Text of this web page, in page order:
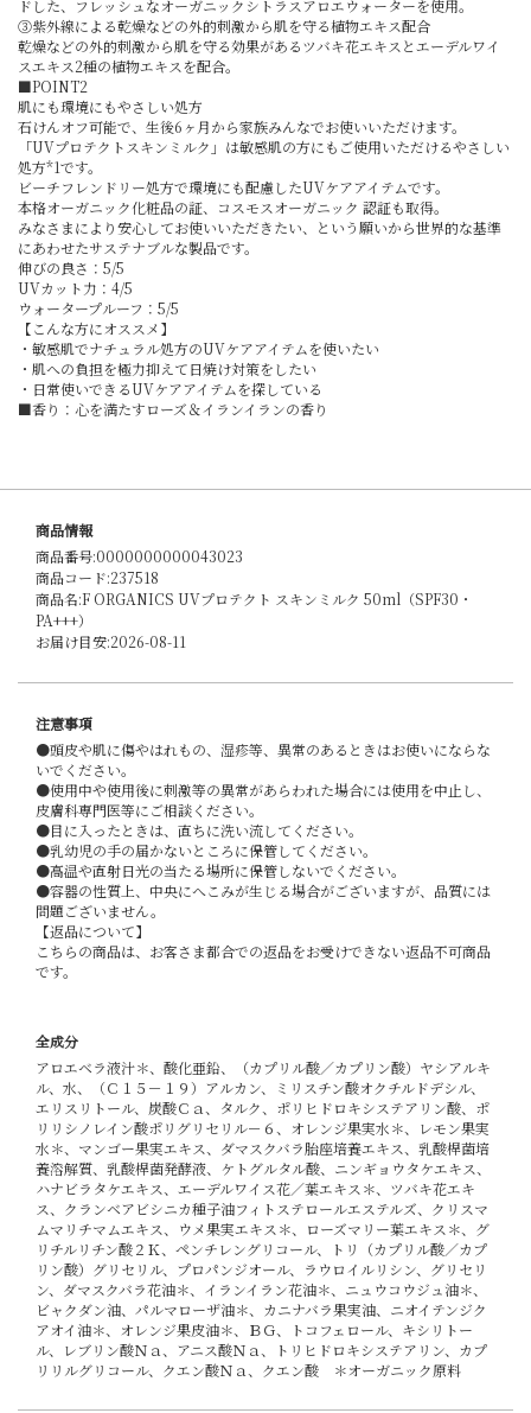
ドした、フレッシュなオーガニックシトラスアロエウォーターを使用。
➂紫外線による乾燥などの外的刺激から肌を守る植物エキス配合
乾燥などの外的刺激から肌を守る効果があるツバキ花エキスとエーデルワイ
スエキス2種の植物エキスを配合。
■POINT2
肌にも環境にもやさしい処方
石けんオフ可能で、生後6ヶ月から家族みんなでお使いいただけます。
「UVプロテクトスキンミルク」は敏感肌の方にもご使用いただけるやさしい
処方*1です。
ビーチフレンドリー処方で環境にも配慮したUVケアアイテムです。
本格オーガニック化粧品の証、コスモスオーガニック 認証も取得。
みなさまにより安心してお使いいただきたい、という願いから世界的な基準
にあわせたサステナブルな製品です。
伸びの良さ：5/5
UVカット力：4/5
ウォータープルーフ：5/5
【こんな方にオススメ】
・敏感肌でナチュラル処方のUVケアアイテムを使いたい
・肌への負担を極力抑えて日焼け対策をしたい
・日常使いできるUVケアアイテムを探している
■香り：心を満たすローズ＆イランイランの香り
商品情報
商品番号:0000000000043023
商品コード:237518
商品名:F ORGANICS UVプロテクト スキンミルク 50ml（SPF30・
PA+++）
お届け目安:2026-08-11
注意事項
●頭皮や肌に傷やはれもの、湿疹等、異常のあるときはお使いにならな
いでください。
●使用中や使用後に刺激等の異常があらわれた場合には使用を中止し、
皮膚科専門医等にご相談ください。
●目に入ったときは、直ちに洗い流してください。
●乳幼児の手の届かないところに保管してください。
●高温や直射日光の当たる場所に保管しないでください。
●容器の性質上、中央にへこみが生じる場合がございますが、品質には
問題ございません。
【返品について】
こちらの商品は、お客さま都合での返品をお受けできない返品不可商品
です。
全成分
アロエベラ液汁＊、酸化亜鉛、（カプリル酸／カプリン酸）ヤシアルキ
ル、水、（Ｃ１５－１９）アルカン、ミリスチン酸オクチルドデシル、
エリスリトール、炭酸Ｃａ、タルク、ポリヒドロキシステアリン酸、ポ
リリシノレイン酸ポリグリセリル－６、オレンジ果実水＊、レモン果実
水＊、マンゴー果実エキス、ダマスクバラ胎座培養エキス、乳酸桿菌培
養溶解質、乳酸桿菌発酵液、ケトグルタル酸、ニンギョウタケエキス、
ハナビラタケエキス、エーデルワイス花／葉エキス＊、ツバキ花エキ
ス、クランベアビシニカ種子油フィトステロールエステルズ、クリスマ
ムマリチマムエキス、ウメ果実エキス＊、ローズマリー葉エキス＊、グ
リチルリチン酸２Ｋ、ペンチレングリコール、トリ（カプリル酸／カプ
リン酸）グリセリル、プロパンジオール、ラウロイルリシン、グリセリ
ン、ダマスクバラ花油＊、イランイラン花油＊、ニュウコウジュ油＊、
ビャクダン油、パルマローザ油＊、カニナバラ果実油、ニオイテンジク
アオイ油＊、オレンジ果皮油＊、ＢＧ、トコフェロール、キシリトー
ル、レブリン酸Ｎａ、アニス酸Ｎａ、トリヒドロキシステアリン、カプ
リリルグリコール、クエン酸Ｎａ、クエン酸 ＊オーガニック原料